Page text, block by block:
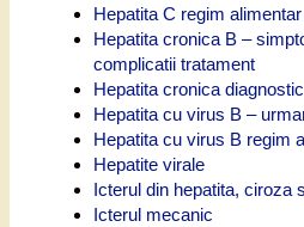
Hepatita C regim alimentar
Hepatita cronica B –
complicatii tratament
Hepatita cronica
Hepatita cu virus B –
Hepatita cu virus B regim
Hepatite virale
Icterul din hepatita, ciroza
Icterul mecanic